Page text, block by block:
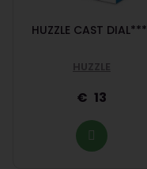
HUZZLE CAST
HUZZLE
13